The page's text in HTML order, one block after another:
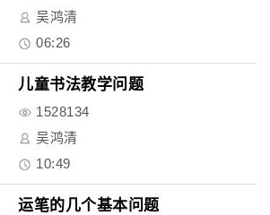
吴鸿清
06:26
儿童书法教学问题
1528134
吴鸿清
10:49
运笔的几个基本问题